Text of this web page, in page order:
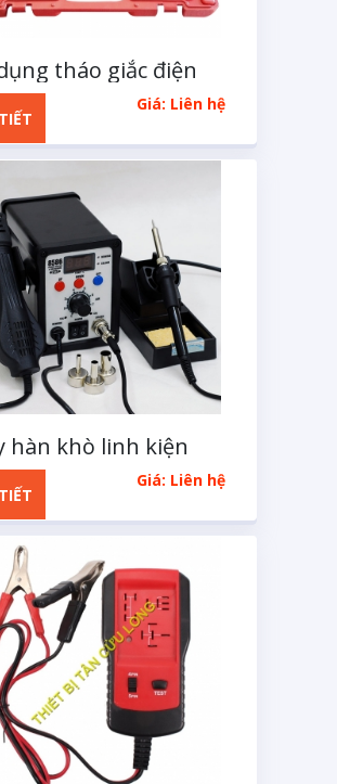
tháo giắc điện
tiết
Giá: Liên hệ
hàn khò linh kiện
tử
Giá: Liên hệ